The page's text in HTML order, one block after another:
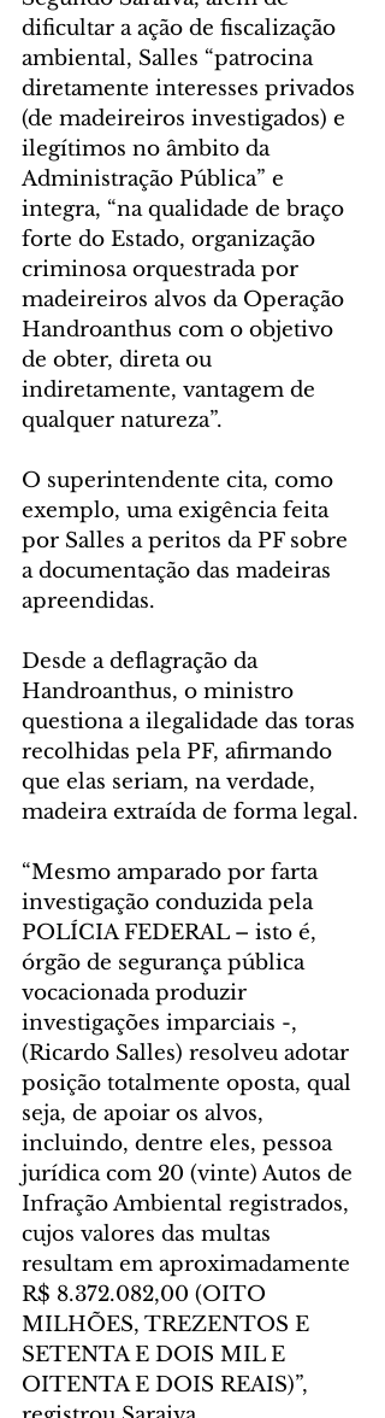
dificultar a ação de fiscalização
ambiental, Salles “patrocina
diretamente interesses privados
(de madeireiros investigados) e
ilegítimos no âmbito da
Administração Pública” e
integra, “na qualidade de braço
forte do Estado, organização
criminosa orquestrada por
madeireiros alvos da Operação
Handroanthus com o objetivo
de obter, direta ou
indiretamente, vantagem de
qualquer natureza”.
O superintendente cita, como
exemplo, uma exigência feita
por Salles a peritos da PF sobre
a documentação das madeiras
apreendidas.
Desde a deflagração da
Handroanthus, o ministro
questiona a ilegalidade das toras
recolhidas pela PF, afirmando
que elas seriam, na verdade,
madeira extraída de forma legal.
“Mesmo amparado por farta
investigação conduzida pela
POLÍCIA FEDERAL – isto é,
órgão de segurança pública
vocacionada produzir
investigações imparciais -,
(Ricardo Salles) resolveu adotar
posição totalmente oposta, qual
seja, de apoiar os alvos,
incluindo, dentre eles, pessoa
jurídica com 20 (vinte) Autos de
Infração Ambiental registrados,
cujos valores das multas
resultam em aproximadamente
R$ 8.372.082,00 (OITO
MILHÕES, TREZENTOS E
SETENTA E DOIS MIL E
OITENTA E DOIS REAIS)”,